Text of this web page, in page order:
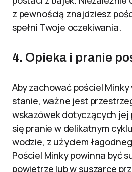
z pewnością znajdziesz
spełni Twoje oczekiwania.
4. Opieka i pranie
Aby zachować pościel
stanie, ważne jest
wskazówek dotyczących jej
się pranie w delikatnym
wodzie, z użyciem
Pościel Minky powinna być
powietrze lub w suszarce